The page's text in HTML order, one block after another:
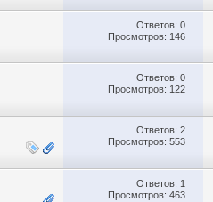
Ответов: 0
Просмотров: 146
Ответов: 0
Просмотров: 122
Ответов: 2
Просмотров: 553
Ответов: 1
Просмотров: 463